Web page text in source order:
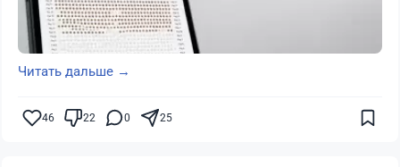
Читать дальше →
46 22 0 25